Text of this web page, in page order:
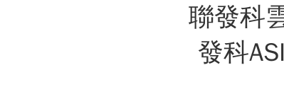
聯發科
發科